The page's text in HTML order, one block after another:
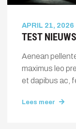
APRIL 21, 2026
TEST
Aenean
maximus leo
et dapibus ac,
Lees meer